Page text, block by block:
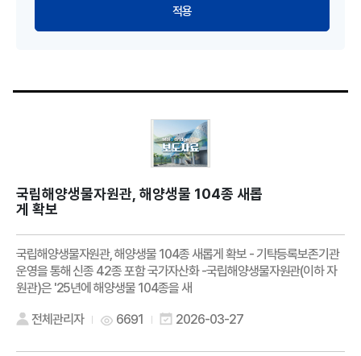
적용
국립해양생물자원관, 해양생물 104종 새롭
게 확보
국립해양생물자원관, 해양생물 104종 새롭게 확보 - 기탁등록보존기관
운영을 통해 신종 42종 포함 국가자산화 -국립해양생물자원관(이하 자
원관)은 '25년에 해양생물 104종을 새
전체관리자 6691 2026-03-27